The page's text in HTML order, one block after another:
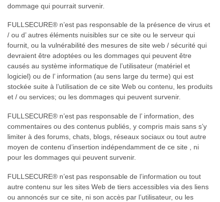
dommage qui pourrait survenir.
FULLSECURE® n’est pas responsable de la présence de virus et
/ ou d’ autres éléments nuisibles sur ce site ou le serveur qui
fournit, ou la vulnérabilité des mesures de site web / sécurité qui
devraient être adoptées ou les dommages qui peuvent être
causés au système informatique de l’utilisateur (matériel et
logiciel) ou de l’ information (au sens large du terme) qui est
stockée suite à l’utilisation de ce site Web ou contenu, les produits
et / ou services; ou les dommages qui peuvent survenir.
FULLSECURE® n’est pas responsable de l’ information, des
commentaires ou des contenus publiés, y compris mais sans s’y
limiter à des forums, chats, blogs, réseaux sociaux ou tout autre
moyen de contenu d’insertion indépendamment de ce site , ni
pour les dommages qui peuvent survenir.
FULLSECURE® n’est pas responsable de l’information ou tout
autre contenu sur les sites Web de tiers accessibles via des liens
ou annoncés sur ce site, ni son accès par l’utilisateur, ou les